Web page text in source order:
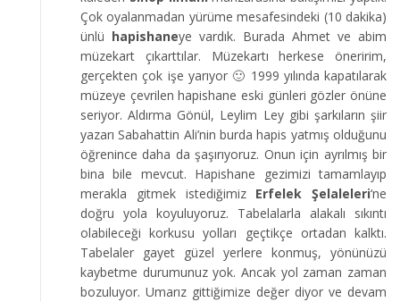
Çok oyalanmadan yürüme mesafesindeki (10 dakika)
ünlü hapishaneye vardık. Burada Ahmet ve abim
müzekart çıkarttılar. Müzekartı herkese öneririm,
gerçekten çok işe yarıyor 🙂 1999 yılında kapatılarak
müzeye çevrilen hapishane eski günleri gözler önüne
seriyor. Aldırma Gönül, Leylim Ley gibi şarkıların şiir
yazarı Sabahattin Ali’nin burda hapis yatmış olduğunu
öğrenince daha da şaşırıyoruz. Onun için ayrılmış bir
bina bile mevcut. Hapishane gezimizi tamamlayıp
merakla gitmek istediğimiz Erfelek Şelaleleri‘ne
doğru yola koyuluyoruz. Tabelalarla alakalı sıkıntı
olabileceği korkusu yolları geçtikçe ortadan kalktı.
Tabelaler gayet güzel yerlere konmuş, yönünüzü
kaybetme durumunuz yok. Ancak yol zaman zaman
bozuluyor. Umarız gittiğimize değer diyor ve devam